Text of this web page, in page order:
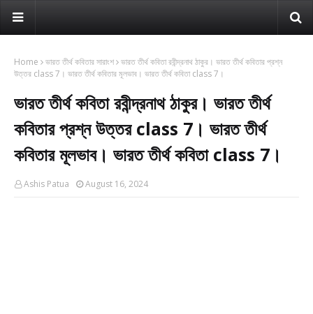
Home ভারত তীর্থ কবিতার সারাংশ ভারত তীর্থ কবিতা রবীন্দ্রনাথ ঠাকুর। ভারত তীর্থ কবিতার প্রশ্ন
উত্তর class 7। ভারত তীর্থ কবিতার মূলভাব। ভারত তীর্থ কবিতা class 7।
ভারত তীর্থ কবিতা রবীন্দ্রনাথ ঠাকুর। ভারত তীর্থ
কবিতার প্রশ্ন উত্তর class 7। ভারত তীর্থ
কবিতার মূলভাব। ভারত তীর্থ কবিতা class 7।
Ashis Patua August 16, 2024